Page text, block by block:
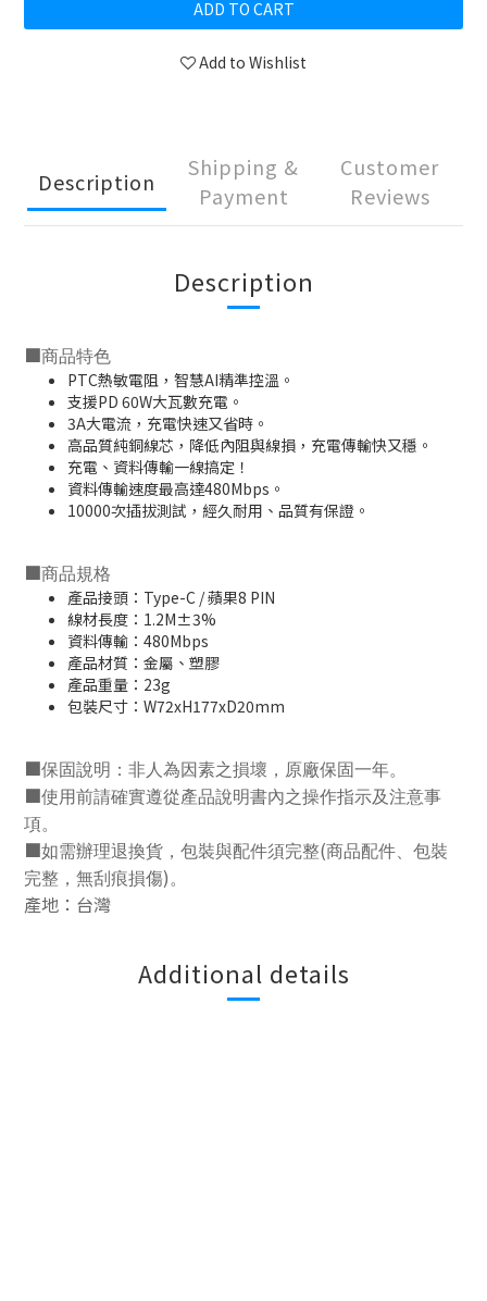
ADD TO CART
Add to Wishlist
Description
Shipping &
Payment
Customer
Reviews
Description
■商品特色
PTC熱敏電阻，智慧AI精準控溫。
支援PD 60W大瓦數充電。
3A大電流，充電快速又省時。
高品質純銅線芯，降低內阻與線損，充電傳輸快又穩。
充電、資料傳輸一線搞定！
資料傳輸速度最高達480Mbps。
10000次插拔測試，經久耐用、品質有保證。
■商品規格
產品接頭：Type-C / 蘋果8 PIN
線材長度：1.2M±3%
資料傳輸：480Mbps
產品材質：金屬、塑膠
產品重量：23g
包裝尺寸：W72xH177xD20mm
■保固說明：非人為因素之損壞，原廠保固一年。
■使用前請確實遵從產品說明書內之操作指示及注意事
項。
■如需辦理退換貨，包裝與配件須完整(商品配件、包裝
完整，無刮痕損傷)。
產地：台灣
Additional details